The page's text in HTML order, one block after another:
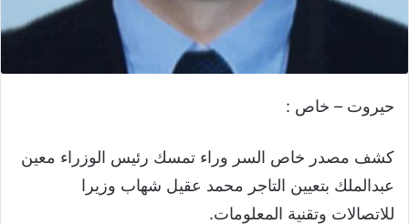
حيروت – خاص :
كشف مصدر خاص السر وراء تمسك رئيس الوزراء معين
عبدالملك بتعيين التاجر محمد عقيل شهاب وزيرا
للاتصالات وتقنية المعلومات.